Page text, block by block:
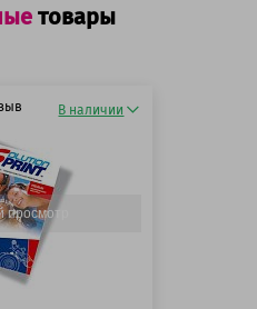
товары
В наличии
просмотр